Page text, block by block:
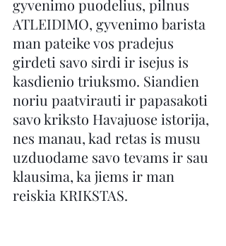
gyvenimo puodelius, pilnus
ATLEIDIMO, gyvenimo barista
man pateike vos pradejus
girdeti savo sirdi ir isejus is
kasdienio triuksmo. Siandien
noriu paatvirauti ir papasakoti
savo kriksto Havajuose istorija,
nes manau, kad retas is musu
uzduodame savo tevams ir sau
klausima, ka jiems ir man
reiskia KRIKSTAS.